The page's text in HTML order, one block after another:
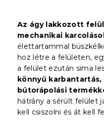
Az ágy lakkozott
mechanikai
élettartammal
hoz létre a felületen,
a felület ezután sima
könnyű karbantartás,
bútorápolási
hátrány a sérült felület
kell csiszolni és át kell